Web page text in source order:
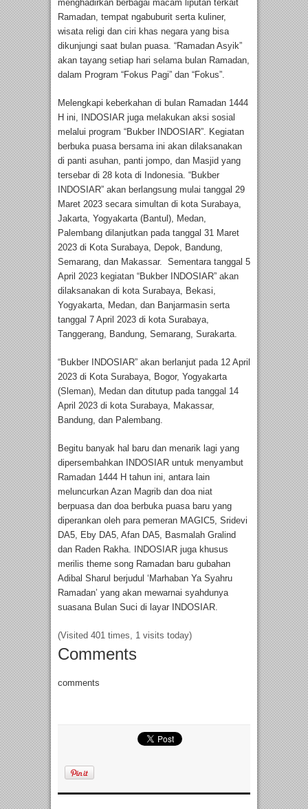
menghadirkan berbagai macam liputan terkait
Ramadan, tempat ngabuburit serta kuliner,
wisata religi dan ciri khas negara yang bisa
dikunjungi saat bulan puasa. “Ramadan Asyik”
akan tayang setiap hari selama bulan Ramadan,
dalam Program “Fokus Pagi” dan “Fokus”.
Melengkapi keberkahan di bulan Ramadan 1444
H ini, INDOSIAR juga melakukan aksi sosial
melalui program “Bukber INDOSIAR”. Kegiatan
berbuka puasa bersama ini akan dilaksanakan
di panti asuhan, panti jompo, dan Masjid yang
tersebar di 28 kota di Indonesia. “Bukber
INDOSIAR” akan berlangsung mulai tanggal 29
Maret 2023 secara simultan di kota Surabaya,
Jakarta, Yogyakarta (Bantul), Medan,
Palembang dilanjutkan pada tanggal 31 Maret
2023 di Kota Surabaya, Depok, Bandung,
Semarang, dan Makassar. Sementara tanggal 5
April 2023 kegiatan “Bukber INDOSIAR” akan
dilaksanakan di kota Surabaya, Bekasi,
Yogyakarta, Medan, dan Banjarmasin serta
tanggal 7 April 2023 di kota Surabaya,
Tanggerang, Bandung, Semarang, Surakarta.
“Bukber INDOSIAR” akan berlanjut pada 12 April
2023 di Kota Surabaya, Bogor, Yogyakarta
(Sleman), Medan dan ditutup pada tanggal 14
April 2023 di kota Surabaya, Makassar,
Bandung, dan Palembang.
Begitu banyak hal baru dan menarik lagi yang
dipersembahkan INDOSIAR untuk menyambut
Ramadan 1444 H tahun ini, antara lain
meluncurkan Azan Magrib dan doa niat
berpuasa dan doa berbuka puasa baru yang
diperankan oleh para pemeran MAGIC5, Sridevi
DA5, Eby DA5, Afan DA5, Basmalah Gralind
dan Raden Rakha. INDOSIAR juga khusus
merilis theme song Ramadan baru gubahan
Adibal Sharul berjudul ‘Marhaban Ya Syahru
Ramadan’ yang akan mewarnai syahdunya
suasana Bulan Suci di layar INDOSIAR.
(Visited 401 times, 1 visits today)
Comments
comments